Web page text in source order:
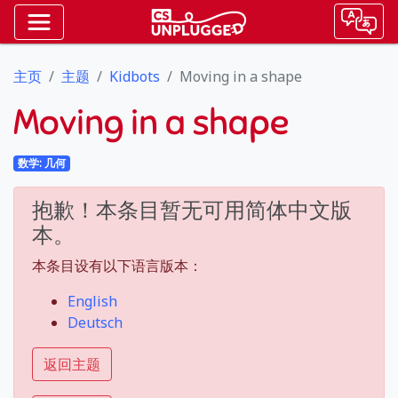
主页 主题 Kidbots Moving in a shape
Moving in a shape
数学: 几何
抱歉！本条目暂无可用简体中文版
本。
本条目设有以下语言版本：
English
Deutsch
返回主题